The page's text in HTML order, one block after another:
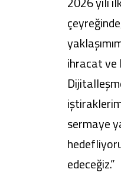
ihracat ve
sermaye
edeceğiz.”